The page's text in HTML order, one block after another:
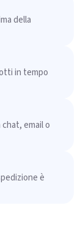
della
in tempo
email o
è